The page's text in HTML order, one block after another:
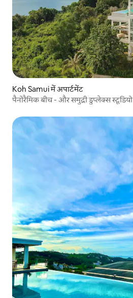
Koh Samui में अपार्टमेंट
पैनोरैमिक बीच - और समुद्री डुप्लेक्स स्टूडियो